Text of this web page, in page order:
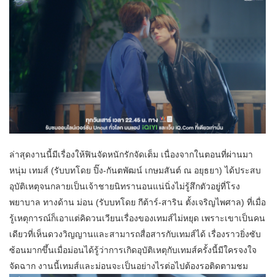
ล่าสุดงานนี้มีเรื่องให้ฟินจัดหนักรักจัดเต็ม เนื่องจากในตอนที่ผ่านมา
หนุ่ม เทมส์ (รับบทโดย ปิ๊ง-กันตพัฒน์ เกษมสันต์ ณ อยุธยา) ได้ประสบ
อุบัติเหตุจนกลายเป็นเจ้าชายนิทรานอนแน่นิ่งไม่รู้สึกตัวอยู่ที่โรง
พยาบาล ทางด้าน ม่อน (รับบทโดย กีต้าร์-สาริน ตั้งเจริญไพศาล) ที่เมื่อ
รู้เหตุการณ์ก็เอาแต่คิดวนเวียนเรื่องของเทมส์ไม่หยุด เพราะเขาเป็นคน
เดียวที่เห็นดวงวิญญานและสามารถสื่อสารกับเทมส์ได้ เรื่องราวยิ่งซับ
ซ้อนมากขึ้นเมื่อม่อนได้รู้ว่าการเกิดอุบัติเหตุกับเทมส์ครั้งนี้มีใครจงใจ
จัดฉาก งานนี้เทมส์และม่อนจะเป็นอย่างไรต่อไปต้องรอติดตามชม